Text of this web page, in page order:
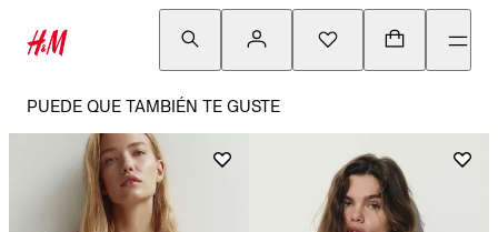
PUEDE QUE TAMBIÉN TE GUSTE